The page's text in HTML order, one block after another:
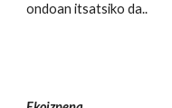
ondoan itsatsiko da..